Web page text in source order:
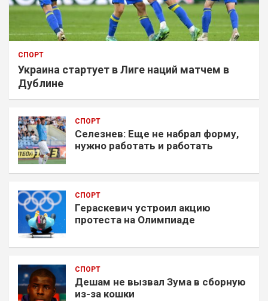
СПОРТ
Украина стартует в Лиге наций матчем в
Дублине
СПОРТ
Селезнев: Еще не набрал форму,
нужно работать и работать
СПОРТ
Гераскевич устроил акцию
протеста на Олимпиаде
СПОРТ
Дешам не вызвал Зума в сборную
из-за кошки